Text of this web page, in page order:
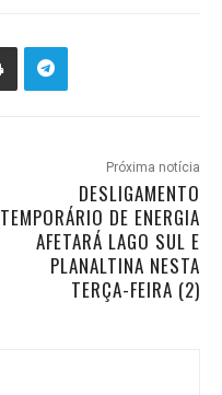
Próxima notícia
DESLIGAMENTO
TEMPORÁRIO DE ENERGIA
AFETARÁ LAGO SUL E
PLANALTINA NESTA
TERÇA-FEIRA (2)